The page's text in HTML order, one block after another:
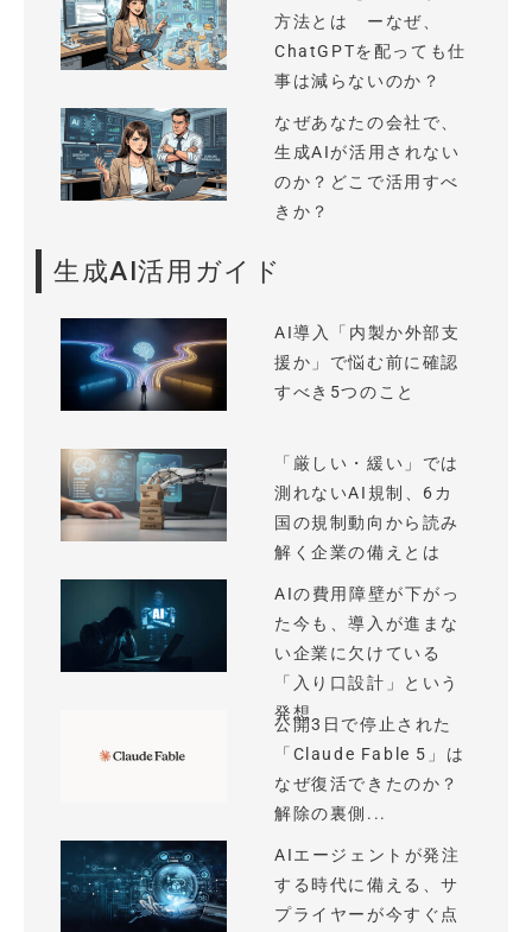
方法とは ーなぜ、
ChatGPTを配っても仕
事は減らないのか？
なぜあなたの会社で、
生成AIが活用されない
のか？どこで活用すべ
きか？
生成AI活用ガイド
AI導入「内製か外部支
援か」で悩む前に確認
すべき5つのこと
「厳しい・緩い」では
測れないAI規制、6カ
国の規制動向から読み
解く企業の備えとは
AIの費用障壁が下がっ
た今も、導入が進まな
い企業に欠けている
「入り口設計」という
発想
公開3日で停止された
「Claude Fable 5」は
なぜ復活できたのか？
解除の裏側...
AIエージェントが発注
する時代に備える、サ
プライヤーが今すぐ点